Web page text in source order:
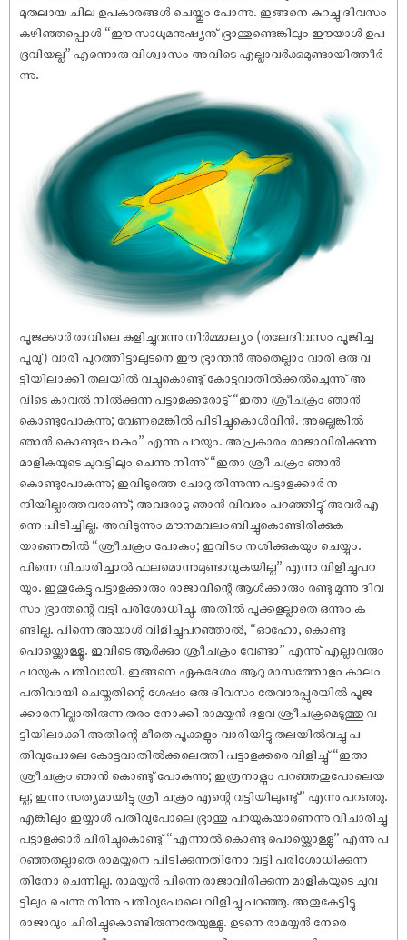
മുതലായ ചില ഉപകാരങ്ങൾ ചെയ്തും പോന്നു. ഇങ്ങനെ കുറച്ചു ദിവസം
കഴിഞ്ഞപ്പൊൾ “ഈ സാധുമനു‌ഷ്യനു് ഭ്രാന്തുണ്ടെങ്കിലും ഈയാൾ ഉപ
ദ്രവിയല്ല” എന്നൊരു വിശ്വാസം അവിടെ എല്ലാവർക്കുമുണ്ടായിത്തീർ
ന്നു.
പൂജക്കാർ രാവിലെ കുളിച്ചുവന്നു നിർമ്മാല്യം (തലേദിവസം പൂജിച്ച
പൂവു്) വാരി പുറത്തിട്ടാലുടനെ ഈ ഭ്രാന്തൻ അതെല്ലാം വാരി ഒരു വ
ട്ടിയിലാക്കി തലയിൽ വച്ചുകൊണ്ടു് കോട്ടവാതിൽക്കൽച്ചെന്നു് അ
വിടെ കാവൽ നിൽക്കുന്ന പട്ടാളക്കരോടു് “ഇതാ ശ്രീചക്രം ഞാൻ
കൊണ്ടുപോകുന്നു; വേണമെങ്കിൽ പിടിച്ചുകൊൾവിൻ. അല്ലെങ്കിൽ
ഞാൻ കൊണ്ടുപോകും” എന്നു പറയും. അപ്രകാരം രാജാവിരിക്കുന്ന
മാളികയുടെ ചുവട്ടിലും ചെന്നു നിന്നു് “ഇതാ ശ്രീ ചക്രം ഞാൻ
കൊണ്ടുപോകുന്നു; ഇവിടുത്തെ ചോറു തിന്നുന്ന പട്ടാളക്കാർ ന
ന്ദിയില്ലാത്തവരാണു്; അവരോടു ഞാൻ വിവരം പറഞ്ഞിട്ടു് അവർ എ
ന്നെ പിടിച്ചില്ല. അവിടുന്നും മൗനമവലംബിച്ചുകൊണ്ടിരിക്കുക
യാണെങ്കിൽ “ശ്രീചക്രം പോകും; ഇവിടം നശിക്കുകയും ചെയ്യും.
പിന്നെ വിചാരിച്ചാൽ ഫലമൊന്നുമുണ്ടാവുകയില്ല” എന്നു വിളിച്ചുപറ
യും. ഇതുകേട്ടു പട്ടാളക്കാരും രാജാവിന്റെ ആൾക്കാരും രണ്ടു മൂന്നു ദിവ
സം ഭ്രാന്തന്റെ വട്ടി പരിശോധിച്ചു. അതിൽ പൂക്കളല്ലാതെ ഒന്നും ക
ണ്ടില്ല. പിന്നെ അയാൾ വിളിച്ചുപറഞ്ഞാൽ, “ഓഹോ, കൊണ്ടു
പൊയ്ക്കൊള്ളൂ. ഇവിടെ ആർക്കും ശ്രീചക്രം വേണ്ടാ” എന്നു് എല്ലാവരും
പറയുക പതിവായി. ഇങ്ങനെ ഏകദേശം ആറു മാസത്തോളം കാലം
പതിവായി ചെയ്തതിന്റെ ശേ‌ഷം ഒരു ദിവസം തേവാരപ്പുരയിൽ പൂജ
ക്കാരനില്ലാതിരുന്ന തരം നോക്കി രാമയ്യൻ ദളവ ശ്രീചക്രമെടുത്തു വ
ട്ടിയിലാക്കി അതിന്റെ മീതെ പൂക്കളും വാരിയിട്ടു തലയിൽവച്ചു പ
തിവുപോലെ കോട്ടവാതിൽക്കലെത്തി പട്ടാളക്കരെ വിളിച്ചു് “ഇതാ
ശ്രീചക്രം ഞാൻ കൊണ്ടു് പോകുന്നു; ഇത്രനാളും പറഞ്ഞതുപോലെയ
ല്ല; ഇന്നു സത്യമായിട്ടു ശ്രീ ചക്രം എന്റെ വട്ടിയിലുണ്ടു്” എന്നു പറഞ്ഞു.
എങ്കിലും ഇയ്യാൾ പതിവുപോലെ ഭ്രാന്തു പറയുകയാണെന്നു വിചാരിച്ചു
പട്ടാളക്കാർ ചിരിച്ചുകൊണ്ടു് “എന്നാൽ കൊണ്ടു പൊയ്ക്കൊള്ളു” എന്നു പ
റഞ്ഞതല്ലാതെ രാമയ്യനെ പിടിക്കുന്നതിനോ വട്ടി പരിശോധിക്കുന്ന
തിനോ ചെന്നില്ല. രാമയ്യൻ പിന്നെ രാജാവിരിക്കുന്ന മാളികയുടെ ചുവ
ട്ടിലും ചെന്നു നിന്നു പതിവുപോലെ വിളിച്ചു പറഞ്ഞു. അതുകേട്ടിട്ടു
രാജാവും ചിരിച്ചുകൊണ്ടിരുന്നതേയുള്ളു. ഉടനെ രാമയ്യൻ നേരെ